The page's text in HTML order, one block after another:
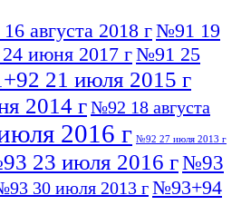
августа 2018 г№91 19
июня 2017 г№91 25
21 июля 2015 г
2014 г№92 18 августа
2016 г №92 27 июля 2013 г
23 июля 2016 г№93
30 июля 2013 г№93+94